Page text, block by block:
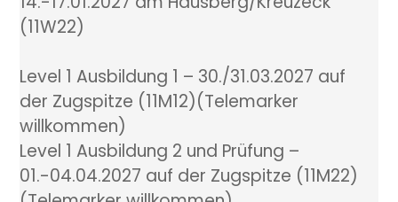
(11W22)
Level 1 Ausbildung 1 – 30./31.03.2027 auf
der Zugspitze (11M12)(Telemarker
willkommen)
Level 1 Ausbildung 2 und Prüfung –
01.-04.04.2027 auf der Zugspitze (11M22)